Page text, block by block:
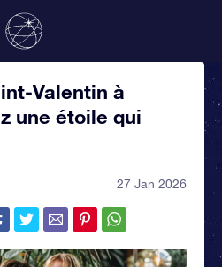
Valentin à
une étoile qui
27 Jan 2026